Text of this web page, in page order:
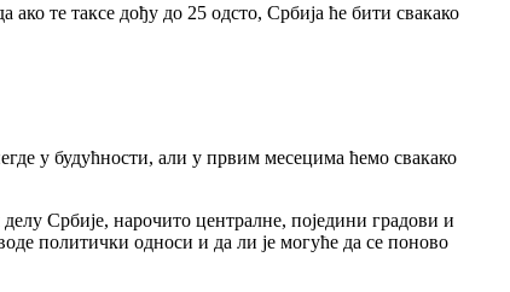
те таксе дођу до 25 одсто, Србија ће бити свакако
у будућности, али у првим месецима ћемо свакако
Србије, нарочито централне, поједини градови и
политички односи и да ли је могуће да се поново